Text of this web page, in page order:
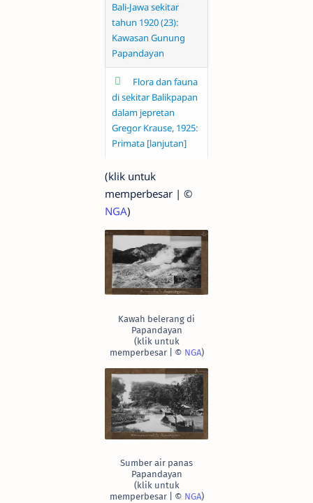
Bali-Jawa sekitar
tahun 1920 (23):
Kawasan Gunung
Papandayan
Flora dan fauna
di sekitar Balikpapan
dalam jepretan
Gregor Krause, 1925:
Primata [lanjutan]
(klik untuk
memperbesar | ©
NGA)
Kawah belerang di
Papandayan
(klik untuk
memperbesar | © NGA)
Sumber air panas
Papandayan
(klik untuk
memperbesar | © NGA)